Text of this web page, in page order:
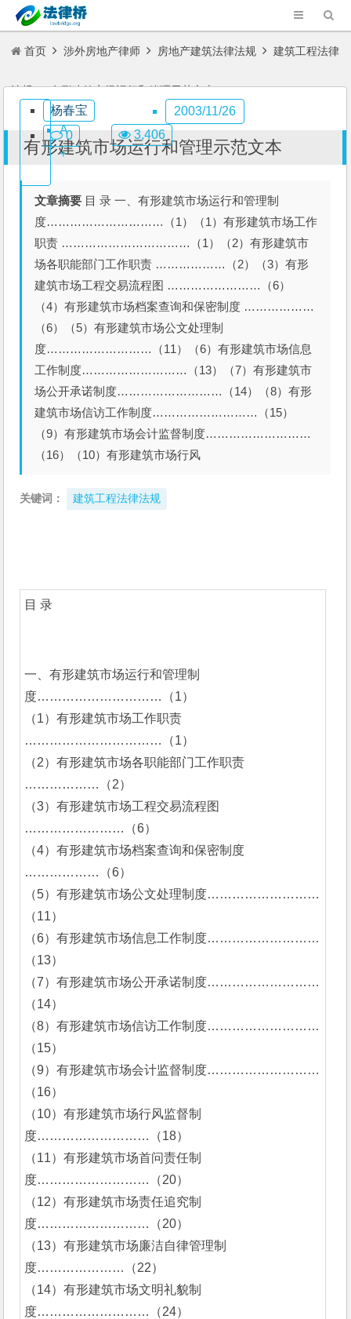
首页 涉外房地产律师 房地产建筑法律法规 建筑工程法律
法规 有形建筑市场运行和管理示范文本
有形建筑市场运行和管理示范文本
文章摘要 目 录 一、有形建筑市场运行和管理制
度…………………………（1）（1）有形建筑市场工作
职责 ……………………………（1）（2）有形建筑市
场各职能部门工作职责 ………………（2）（3）有形
建筑市场工程交易流程图 ……………………（6）
（4）有形建筑市场档案查询和保密制度 ………………
（6）（5）有形建筑市场公文处理制
度………………………（11）（6）有形建筑市场信息
工作制度………………………（13）（7）有形建筑市
场公开承诺制度………………………（14）（8）有形
建筑市场信访工作制度………………………（15）
（9）有形建筑市场会计监督制度………………………
（16）（10）有形建筑市场行风
关键词： 建筑工程法律法规
目 录
一、有形建筑市场运行和管理制
度…………………………（1）
（1）有形建筑市场工作职责
……………………………（1）
（2）有形建筑市场各职能部门工作职责
………………（2）
（3）有形建筑市场工程交易流程图
……………………（6）
（4）有形建筑市场档案查询和保密制度
………………（6）
（5）有形建筑市场公文处理制度………………………
（11）
（6）有形建筑市场信息工作制度………………………
（13）
（7）有形建筑市场公开承诺制度………………………
（14）
（8）有形建筑市场信访工作制度………………………
（15）
（9）有形建筑市场会计监督制度………………………
（16）
（10）有形建筑市场行风监督制
度………………………（18）
（11）有形建筑市场首问责任制
度………………………（20）
（12）有形建筑市场责任追究制
度………………………（20）
（13）有形建筑市场廉洁自律管理制
度…………………（22）
（14）有形建筑市场文明礼貌制
度………………………（24）
杨春宝
2003/11/26
0
3,406
A
+